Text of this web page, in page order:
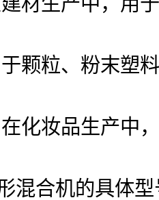
颗粒、粉末塑
化妆品生产中
混合机的具体